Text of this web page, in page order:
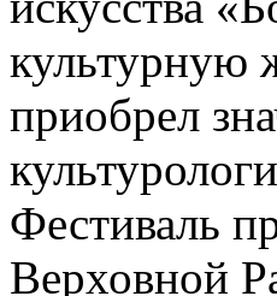
культурную
приобрел
Фестиваль
Верховной